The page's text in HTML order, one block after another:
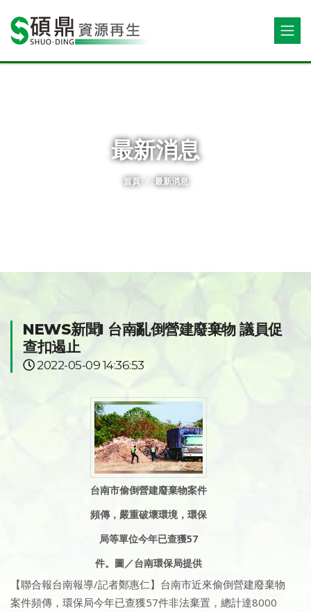
最新消息
首頁 最新消息
NEWS新聞I 台南亂倒營建廢棄物 議員促
查扣遏止
2022-05-09 14:36:53
台南市偷倒營建廢棄物案件
頻傳，嚴重破壞環境，環保
局等單位今年已查獲57
件。圖／台南環保局提供
【聯合報台南報導/記者鄭惠仁】台南市近來偷倒營建廢棄物
案件頻傳，環保局今年已查獲57件非法棄置，總計達8000